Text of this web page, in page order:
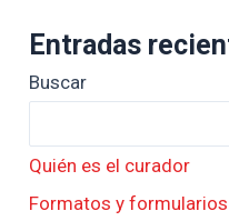
Entradas
Buscar
Quién es el curador
Formatos y formularios